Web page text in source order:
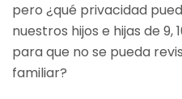
pero ¿qué privacidad
nuestros hijos e hijas de 9,
para que no se pueda
familiar?